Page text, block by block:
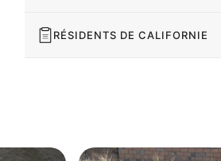
RÉSIDENTS DE CALIFORNIE